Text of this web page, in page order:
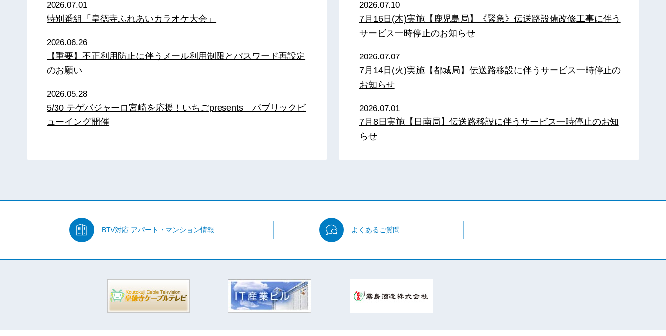
2026.07.01
特別番組「皇徳寺ふれあいカラオケ大会」
2026.06.26
【重要】不正利用防止に伴うメール利用制限とパスワード再設定
のお願い
2026.05.28
5/30 テゲバジャーロ宮崎を応援！いちごpresents パブリックビ
ューイング開催
2026.07.10
7月16日(木)実施【鹿児島局】《緊急》伝送路設備改修工事に伴う
サービス一時停止のお知らせ
2026.07.07
7月14日(火)実施【都城局】伝送路移設に伴うサービス一時停止の
お知らせ
2026.07.01
7月8日実施【日南局】伝送路移設に伴うサービス一時停止のお知
らせ
BTV対応 アパート・マンション情報 よくあるご質問